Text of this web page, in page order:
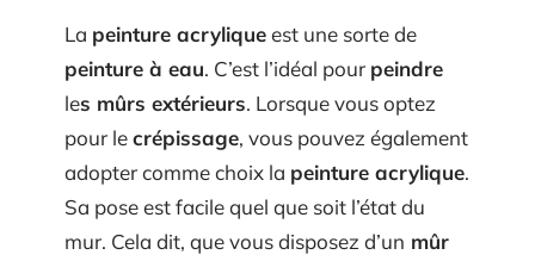
La peinture acryliqueest une sorte de
peinture à eau. C’est l’idéal pour peindre
les mûrs extérieurs. Lorsque vous optez
pour lecrépissage, vous pouvez également
adopter comme choix la peinture acrylique.
Sa pose est facile quel que soit l’état du
mur. Cela dit, que vous disposez d’un mûr